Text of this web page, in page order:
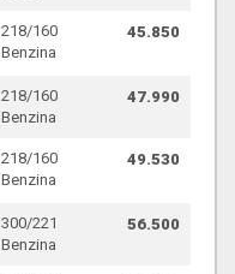
218/160
Benzina
45.850
218/160
Benzina
47.990
218/160
Benzina
49.530
300/221
Benzina
56.500